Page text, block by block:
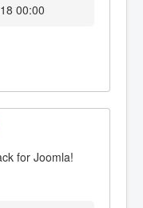
00:00
for Joomla!